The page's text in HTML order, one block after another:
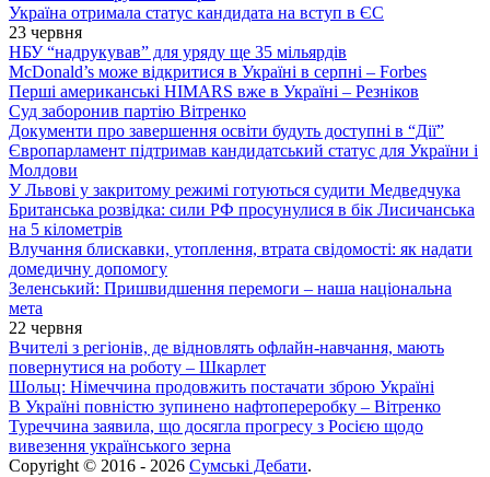
Україна отримала статус кандидата на вступ в ЄС
23 червня
НБУ “надрукував” для уряду ще 35 мільярдів
McDonald’s може відкритися в Україні в серпні – Forbes
Перші американські HIMARS вже в Україні – Резніков
Суд заборонив партію Вітренко
Документи про завершення освіти будуть доступні в “Дії”
Європарламент підтримав кандидатський статус для України і
Молдови
У Львові у закритому режимі готуються судити Медведчука
Британська розвідка: сили РФ просунулися в бік Лисичанська
на 5 кілометрів
Влучання блискавки, утоплення, втрата свідомості: як надати
домедичну допомогу
Зеленський: Пришвидшення перемоги – наша національна
мета
22 червня
Вчителі з регіонів, де відновлять офлайн-навчання, мають
повернутися на роботу – Шкарлет
Шольц: Німеччина продовжить постачати зброю Україні
В Україні повністю зупинено нафтопереробку – Вітренко
Туреччина заявила, що досягла прогресу з Росією щодо
вивезення українського зерна
Copyright © 2016 - 2026 Сумські Дебати.